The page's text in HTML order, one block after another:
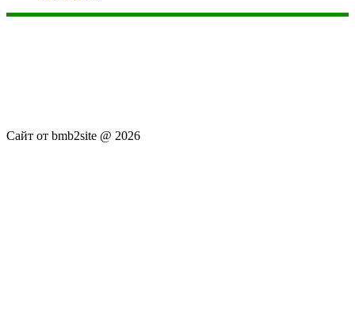
Сайт от bmb2site @ 2026